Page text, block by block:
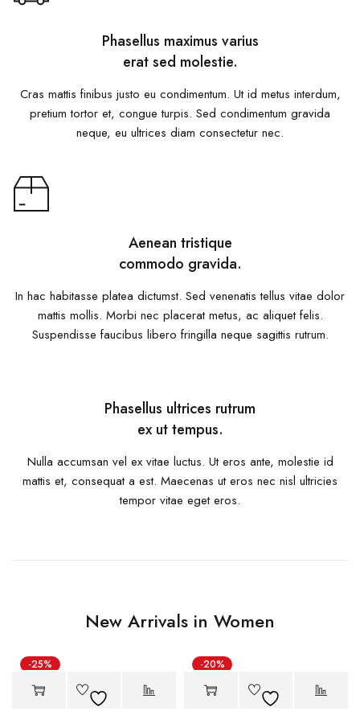
Phasellus maximus varius
erat sed molestie.
Cras mattis finibus justo eu condimentum. Ut id metus interdum,
pretium tortor et, congue turpis. Sed condimentum gravida
neque, eu ultrices diam consectetur nec.
Aenean tristique
commodo gravida.
In hac habitasse platea dictumst. Sed venenatis tellus vitae dolor
mattis mollis. Morbi nec placerat metus, ac aliquet felis.
Suspendisse faucibus libero fringilla neque sagittis rutrum.
Phasellus ultrices rutrum
ex ut tempus.
Nulla accumsan vel ex vitae luctus. Ut eros ante, molestie id
mattis et, consequat a est. Maecenas ut eros nec nisl ultricies
tempor vitae eget eros.
New Arrivals in Women
-25%
Hot
-20%
Hot